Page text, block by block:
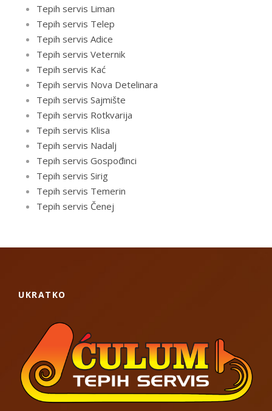
Tepih servis Liman
Tepih servis Telep
Tepih servis Adice
Tepih servis Veternik
Tepih servis Kać
Tepih servis Nova Detelinara
Tepih servis Sajmište
Tepih servis Rotkvarija
Tepih servis Klisa
Tepih servis Nadalj
Tepih servis Gospođinci
Tepih servis Sirig
Tepih servis Temerin
Tepih servis Čenej
UKRATKO